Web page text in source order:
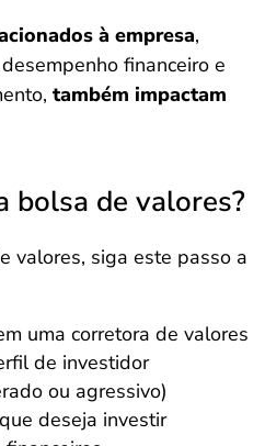
à empresa,
financeiro e
também impactam
bolsa de valores?
valores, siga este passo a
uma corretora de valores
de investidor
ou agressivo)
deseja investir